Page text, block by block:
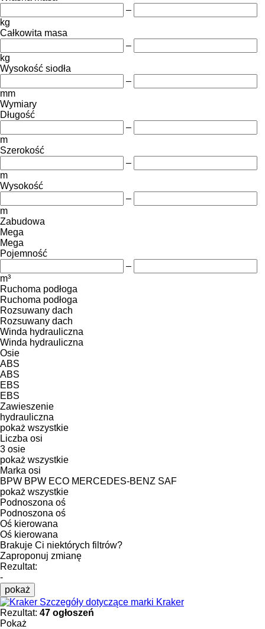
–
kg
Całkowita masa
–
kg
Wysokość siodła
–
mm
Wymiary
Długość
–
m
Szerokość
–
m
Wysokość
–
m
Zabudowa
Mega
Mega
Pojemność
–
m³
Ruchoma podłoga
Ruchoma podłoga
Rozsuwany dach
Rozsuwany dach
Winda hydrauliczna
Winda hydrauliczna
Osie
ABS
ABS
EBS
EBS
Zawieszenie
hydrauliczna
pokaż wszystkie
Liczba osi
3 osie
pokaż wszystkie
Marka osi
BPW BPW ECO MERCEDES-BENZ SAF
pokaż wszystkie
Podnoszona oś
Podnoszona oś
Oś kierowana
Oś kierowana
Brakuje Ci niektórych filtrów?
Zaproponuj zmianę
Rezultat:
-
pokaż
Szczegóły dotyczące marki Kraker
Rezultat: 47 ogłoszeń
Pokaż